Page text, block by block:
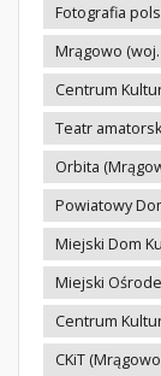
Fotografia
Mrągowo
Centrum
Teatr
Orbita
Powiatowy
Miejski Dom
Miejski
Centrum
CKiT